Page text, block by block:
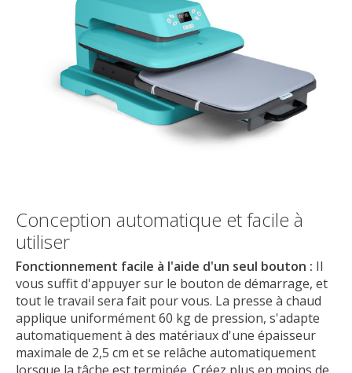
Conception automatique et facile à
utiliser
Fonctionnement facile à l'aide d'un seul bouton : Il
vous suffit d'appuyer sur le bouton de démarrage, et
tout le travail sera fait pour vous. La presse à chaud
applique uniformément 60 kg de pression, s'adapte
automatiquement à des matériaux d'une épaisseur
maximale de 2,5 cm et se relâche automatiquement